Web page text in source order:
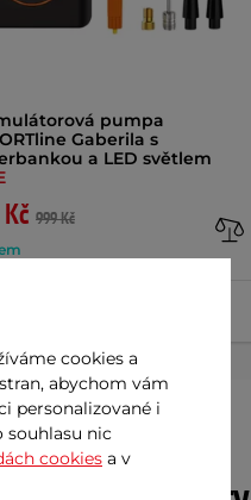
pumpa
Gaberila s
a LED světlem
999 Kč
cookies a
abychom vám
personalizované i
souhlasu nic
cookies a v